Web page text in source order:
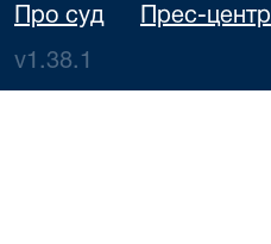
Про суд Прес-центр
v1.38.1